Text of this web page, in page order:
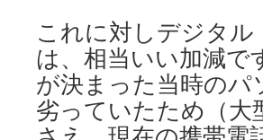
これに対しデジタ
は、相当いい加減で
が決まった当時の
劣っていたため（